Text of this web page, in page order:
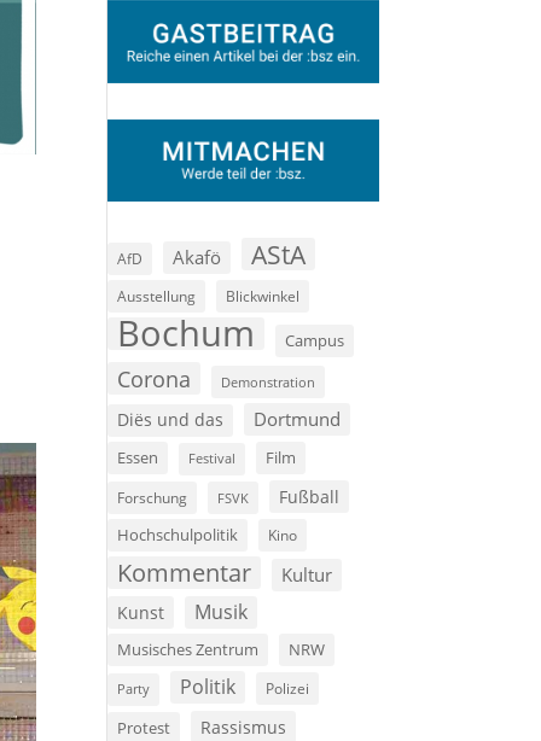
AfD Akafö AStA
Ausstellung Blickwinkel
Bochum Campus
Corona Demonstration
Diës und das Dortmund
Essen Festival Film
Forschung FSVK Fußball
Hochschulpolitik Kino
Kommentar Kultur
Kunst Musik
Musisches Zentrum NRW
Party Politik Polizei
Protest Rassismus